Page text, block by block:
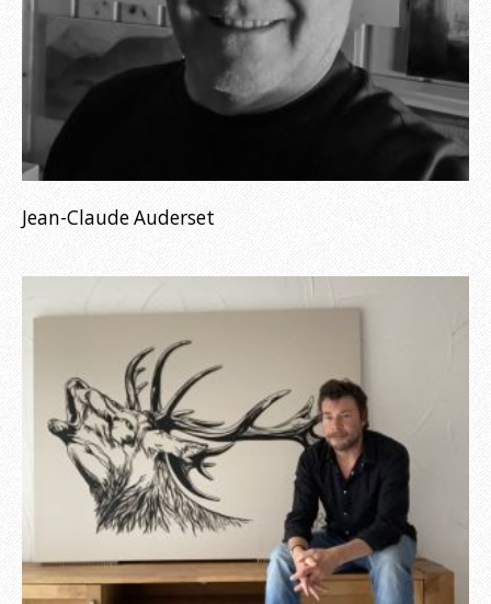
Jean-Claude Auderset